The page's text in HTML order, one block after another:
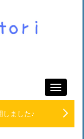
Toggle
しました♪